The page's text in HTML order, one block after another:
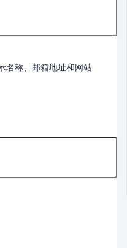
名称、邮箱地址和网站